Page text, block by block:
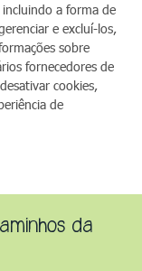
a forma de
e excluí-los,
sobre
fornecedores de
cookies,
de
da